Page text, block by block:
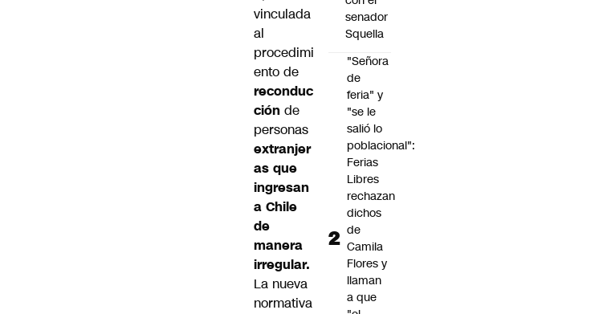
vinculada
al
procedimi
ento de
reconduc
ción de
personas
extranjer
as que
ingresan
a Chile
de
manera
irregular.
La nueva
normativa
senador
Squella
"Señora
de
feria" y
"se le
salió lo
poblacional":
Ferias
Libres
rechazan
dichos
de
Camila
Flores y
llaman
a que